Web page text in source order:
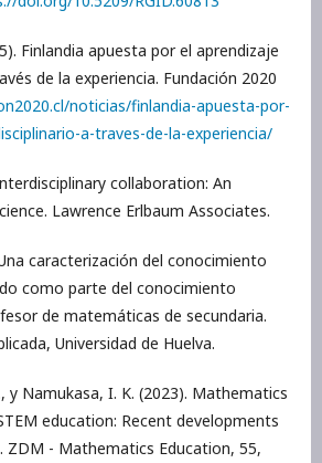
Finlandia apuesta por el aprendizaje
de la experiencia. Fundación 2020
noticias/finlandia-apuesta-por-
a-traves-de-la-experiencia/
collaboration: An
Lawrence Erlbaum Associates.
caracterización del conocimiento
como parte del conocimiento
de matemáticas de secundaria.
Universidad de Huelva.
y Namukasa, I. K. (2023). Mathematics
education: Recent developments
ZDM - Mathematics Education, 55,